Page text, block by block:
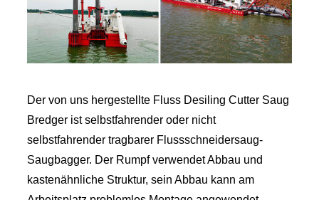
Der von uns hergestellte Fluss Desiling Cutter Saug
Bredger ist selbstfahrender oder nicht
selbstfahrender tragbarer Flussschneidersaug-
Saugbagger. Der Rumpf verwendet Abbau und
kastenähnliche Struktur, sein Abbau kann am